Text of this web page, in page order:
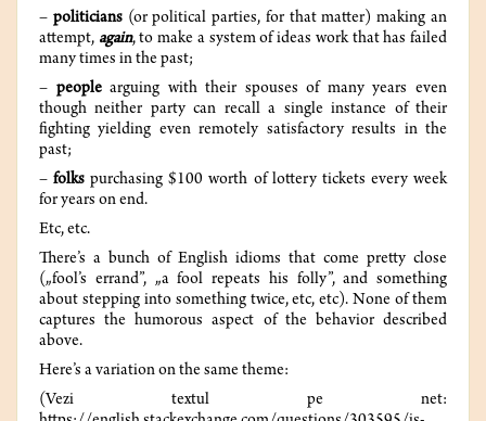
– politicians(or political parties, for that matter) making an
attempt, again, to make a system of ideas work that has failed
many times in the past;
– peoplearguing with their spouses of many years even
though neither party can recall a single instance of their
fighting yielding even remotely satisfactory results in the
past;
–folks purchasing $100 worth of lottery tickets every week
for years on end.
Etc, etc.
There’s a bunch of English idioms that come pretty close
(„fool’s errand”, „a fool repeats his folly”, and something
about stepping into something twice, etc, etc). None of them
captures the humorous aspect of the behavior described
above.
Here’s a variation on the same theme:
(Vezi textul pe net: